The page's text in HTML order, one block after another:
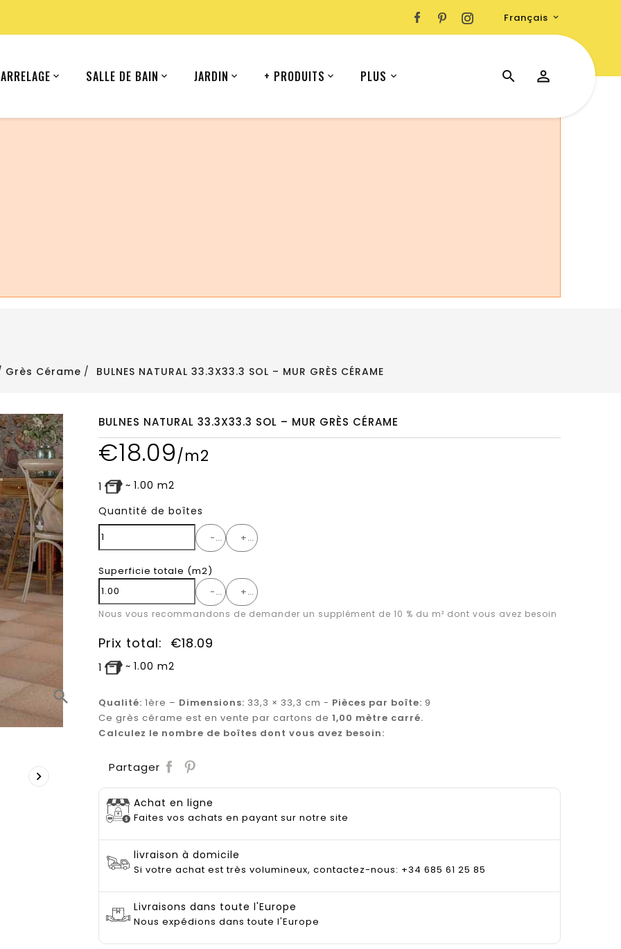
Français 
SALLE DE BAIN JARDIN + PRODUITS PLUS
depuis votre pays (United States).
Grès Cérame BULNES NATURAL 33.3X33.3 SOL – MUR GRÈS CÉRAME
search

BULNES NATURAL 33.3X33.3 SOL – MUR GRÈS CÉRAME
€18.09/m2
1 ~ 1.00 m2
Quantité de boîtes
- +
Superficie totale (m2)
-
+
Nous vous recommandons de demander un supplément de 10 % du m² dont vous avez besoin
Prix total: €18.09
1 ~ 1.00 m2
Qualité: 1ère – Dimensions: 33,3 × 33,3 cm - Pièces par boîte: 9
Ce grès cérame est en vente par cartons de 1,00 mètre carré.
Calculez le nombre de boîtes dont vous avez besoin:
Partager
Achat en ligne
Faites vos achats en payant sur notre site
livraison à domicile
Si votre achat est très volumineux, contactez-nous: +34 685 61 25 85
Livraisons dans toute l'Europe
Nous expédions dans toute l'Europe